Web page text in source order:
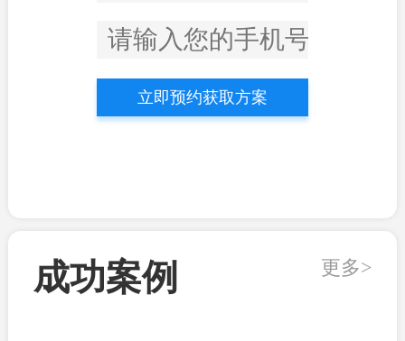
立即预约获取方案
成功案例 更多>